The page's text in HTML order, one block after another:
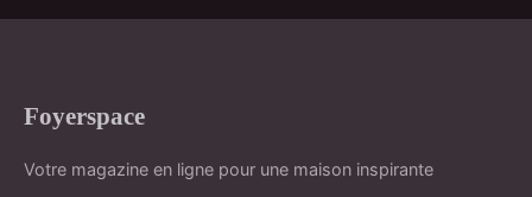
Foyerspace
Votre magazine en ligne pour une maison inspirante